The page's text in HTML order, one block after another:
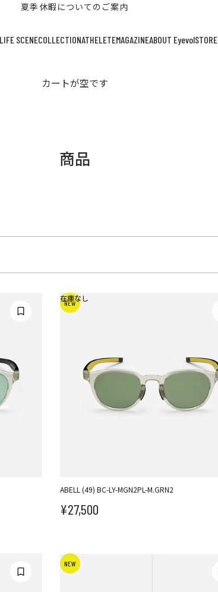
夏季休暇についてのご案内
SCENECOLLECTIONATHELETEMAGAZINEABOUT EyevolSTORE
カートが空です
商品
NEW
在庫なし
ABELL (49) BC-LY-MGN2PL-M.GRN2
セール価格
¥27,500
NEW